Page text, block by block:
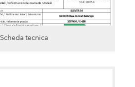
Scheda tecnica